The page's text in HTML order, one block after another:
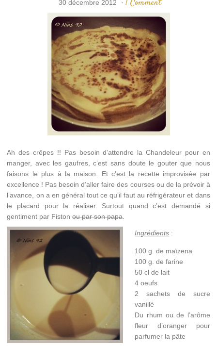
30 décembre 2012 · 1 Comment
Ah des crêpes !! Pas besoin d’attendre la Chandeleur pour en
manger, avec les gaufres, c’est sans doute le gouter que nous
faisons le plus à la maison. Et c’est la recette improvisée par
excellence ! Pas besoin d’aller faire des courses ou de la prévoir à
l’avance, on a en général tout ce qu’il faut au réfrigérateur et dans
le placard pour la réaliser. Surtout quand c’est demandé si
gentiment par Fistonou par son papa.
Ingrédients :
100 g. de maïzena
100 g. de farine
50 cl de lait
4 oeufs
2 sachets de sucre
vanillé
Du rhum ou de l’arôme
fleur d’oranger pour
parfumer la pâte